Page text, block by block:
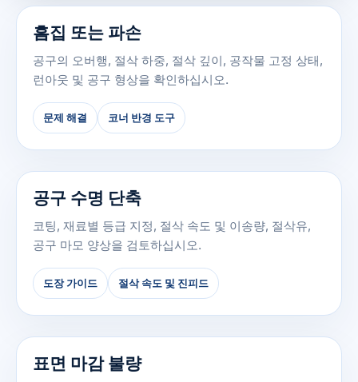
흠집 또는 파손
공구의 오버행, 절삭 하중, 절삭 깊이, 공작물 고정 상태,
런아웃 및 공구 형상을 확인하십시오.
문제 해결 코너 반경 도구
공구 수명 단축
코팅, 재료별 등급 지정, 절삭 속도 및 이송량, 절삭유,
공구 마모 양상을 검토하십시오.
도장 가이드 절삭 속도 및 진피드
표면 마감 불량